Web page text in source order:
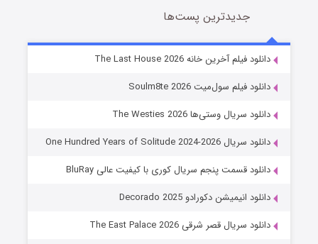
شوگر فصل ۲
خاندان اژدها فصل ۳
جدیدترین پست‌ها
دانلود فیلم آخرین خانه The Last House 2026
دانلود فیلم سول‌میت Soulm8te 2026
دانلود سریال وستی‌ها The Westies 2026
دانلود سریال One Hundred Years of Solitude 2024-2026
دانلود قسمت پنجم سریال کوری با کیفیت عالی BluRay
دانلود انیمیشن دکورادو Decorado 2025
دانلود سریال قصر شرقی The East Palace 2026